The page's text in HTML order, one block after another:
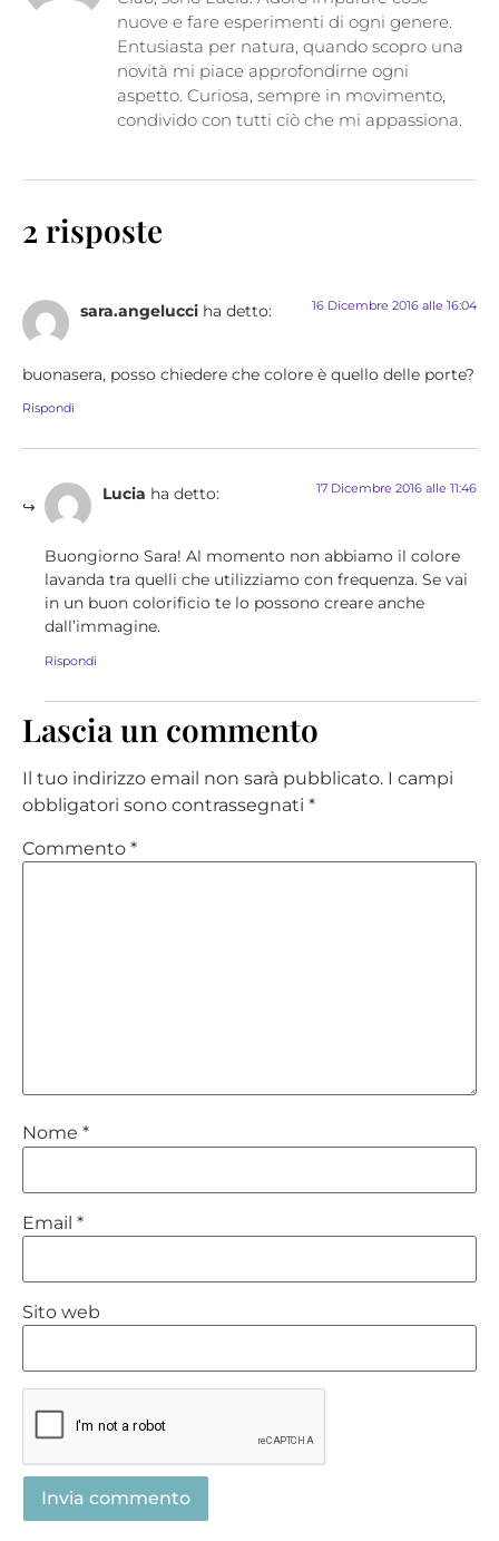
nuove e fare esperimenti di ogni genere.
Entusiasta per natura, quando scopro una
novità mi piace approfondirne ogni
aspetto. Curiosa, sempre in movimento,
condivido con tutti ciò che mi appassiona.
2 risposte
sara.angelucci ha detto: 16 Dicembre 2016 alle 16:04
buonasera, posso chiedere che colore è quello delle porte?
Rispondi
Lucia ha detto: 17 Dicembre 2016 alle 11:46
Buongiorno Sara! Al momento non abbiamo il colore
lavanda tra quelli che utilizziamo con frequenza. Se vai
in un buon colorificio te lo possono creare anche
dall’immagine.
Rispondi
Lascia un commento
Il tuo indirizzo email non sarà pubblicato. I campi
obbligatori sono contrassegnati *
Commento *
Nome *
Email *
Sito web